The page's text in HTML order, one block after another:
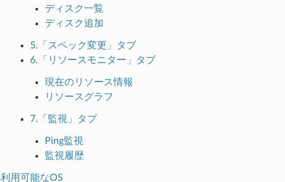
ディスク一覧
ディスク追加
5.「スペック変更」タブ
6.「リソースモニター」タブ
現在のリソース情報
リソースグラフ
7.「監視」タブ
Ping監視
監視履歴
利用可能なOS